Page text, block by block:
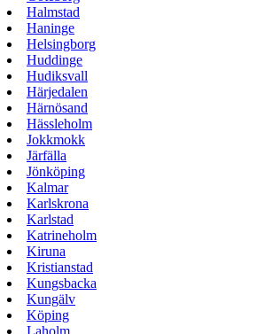
Halmstad
Haninge
Helsingborg
Huddinge
Hudiksvall
Härjedalen
Härnösand
Hässleholm
Jokkmokk
Järfälla
Jönköping
Kalmar
Karlskrona
Karlstad
Katrineholm
Kiruna
Kristianstad
Kungsbacka
Kungälv
Köping
Laholm